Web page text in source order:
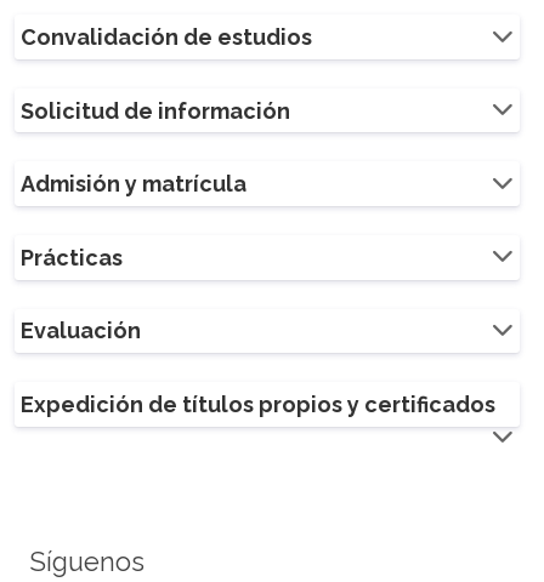
Convalidación de estudios
Solicitud de información
Admisión y matrícula
Prácticas
Evaluación
Expedición de títulos propios y certificados
Síguenos